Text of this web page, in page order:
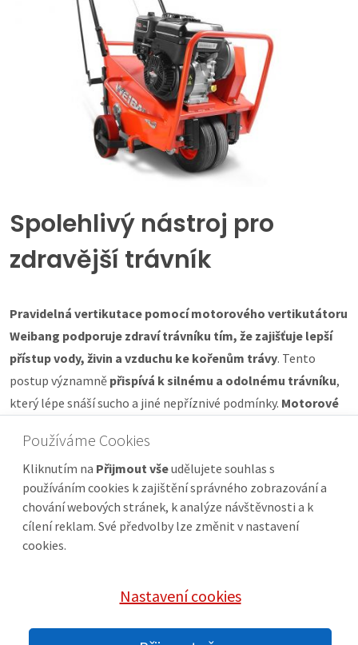
Spolehlivý nástroj pro
zdravější trávník
Pravidelná vertikutace pomocí motorového vertikutátoru
Weibang podporuje zdraví trávníku tím, že zajišťuje lepší
přístup vody, živin a vzduchu ke kořenům trávy. Tento
postup významně přispívá k silnému a odolnému trávníku,
který lépe snáší sucho a jiné nepříznivé podmínky. Motorové
dlouhodobě spolehlivý výkon s minimální údržbou, což z nich
činí efektivní a praktický nástroj pro každého, kdo hledá
profesionální péči o trávník.
© 2026 sekacky-weibang.cz |Nastavení cookies
Používáme Cookies
Kliknutím na Přijmout všeudělujete souhlas s
používáním cookies k zajištění správného zobrazování a
chování webových stránek, k analýze návštěvnosti a k
cílení reklam. Své předvolby lze změnit v nastavení
cookies.
Nastavení cookies